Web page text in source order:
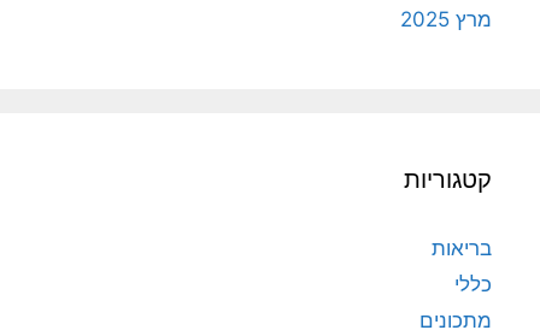
מרץ 2025
קטגוריות
בריאות
כללי
מתכונים